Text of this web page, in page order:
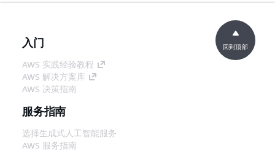
入门
AWS 实践经验教程
AWS 解决方案库
AWS 决策指南
服务指南
选择生成式人工智能服务
AWS 服务指南
回到顶部